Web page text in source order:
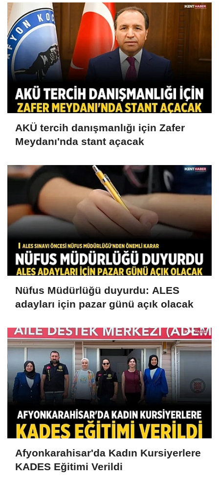
AKÜ tercih danışmanlığı için Zafer
Meydanı'nda stant açacak
Nüfus Müdürlüğü duyurdu: ALES
adayları için pazar günü açık olacak
Afyonkarahisar'da Kadın Kursiyerlere
KADES Eğitimi Verildi